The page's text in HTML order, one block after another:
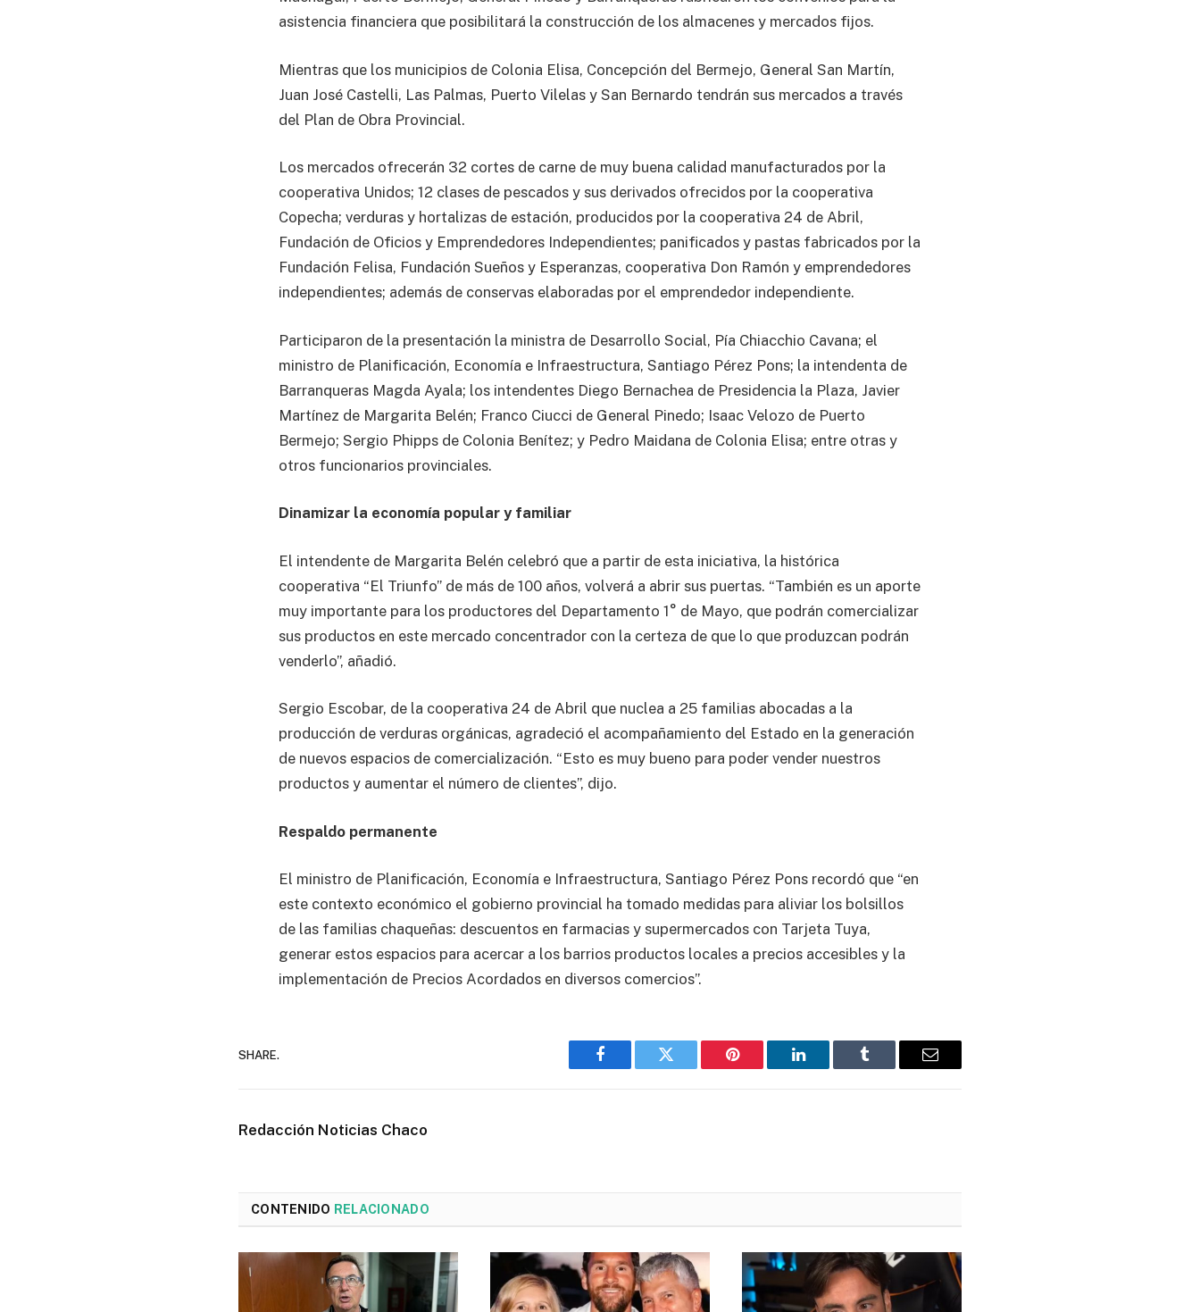
asistencia financiera que posibilitará la construcción de los almacenes y mercados fijos.
Mientras que los municipios de Colonia Elisa, Concepción del Bermejo, General San Martín,
Juan José Castelli, Las Palmas, Puerto Vilelas y San Bernardo tendrán sus mercados a través
del Plan de Obra Provincial.
Los mercados ofrecerán 32 cortes de carne de muy buena calidad manufacturados por la
cooperativa Unidos; 12 clases de pescados y sus derivados ofrecidos por la cooperativa
Copecha; verduras y hortalizas de estación, producidos por la cooperativa 24 de Abril,
Fundación de Oficios y Emprendedores Independientes; panificados y pastas fabricados por la
Fundación Felisa, Fundación Sueños y Esperanzas, cooperativa Don Ramón y emprendedores
independientes; además de conservas elaboradas por el emprendedor independiente.
Participaron de la presentación la ministra de Desarrollo Social, Pía Chiacchio Cavana; el
ministro de Planificación, Economía e Infraestructura, Santiago Pérez Pons; la intendenta de
Barranqueras Magda Ayala; los intendentes Diego Bernachea de Presidencia la Plaza, Javier
Martínez de Margarita Belén; Franco Ciucci de General Pinedo; Isaac Velozo de Puerto
Bermejo; Sergio Phipps de Colonia Benítez; y Pedro Maidana de Colonia Elisa; entre otras y
otros funcionarios provinciales.
Dinamizar la economía popular y familiar
El intendente de Margarita Belén celebró que a partir de esta iniciativa, la histórica
cooperativa “El Triunfo” de más de 100 años, volverá a abrir sus puertas. “También es un aporte
muy importante para los productores del Departamento 1° de Mayo, que podrán comercializar
sus productos en este mercado concentrador con la certeza de que lo que produzcan podrán
venderlo”, añadió.
Sergio Escobar, de la cooperativa 24 de Abril que nuclea a 25 familias abocadas a la
producción de verduras orgánicas, agradeció el acompañamiento del Estado en la generación
de nuevos espacios de comercialización. “Esto es muy bueno para poder vender nuestros
productos y aumentar el número de clientes”, dijo.
Respaldo permanente
El ministro de Planificación, Economía e Infraestructura, Santiago Pérez Pons recordó que “en
este contexto económico el gobierno provincial ha tomado medidas para aliviar los bolsillos
de las familias chaqueñas: descuentos en farmacias y supermercados con Tarjeta Tuya,
generar estos espacios para acercar a los barrios productos locales a precios accesibles y la
implementación de Precios Acordados en diversos comercios”.
SHARE.
Facebook Twitter Pinterest LinkedIn Tumblr Email
Redacción Noticias Chaco
CONTENIDO RELACIONADO